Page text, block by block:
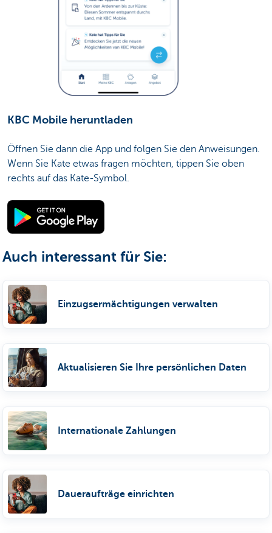
KBC Mobile heruntladen
Öffnen Sie dann die App und folgen Sie den Anweisungen.
Wenn Sie Kate etwas fragen möchten, tippen Sie oben
rechts auf das Kate-Symbol.
Auch interessant für Sie:
Einzugsermächtigungen verwalten
Aktualisieren Sie Ihre persönlichen Daten
Internationale Zahlungen
Daueraufträge einrichten